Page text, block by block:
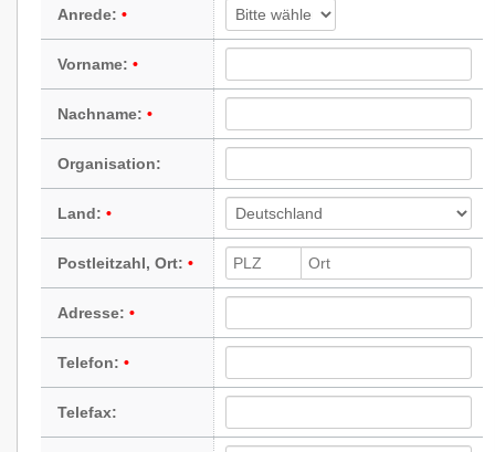
Anrede:
Vorname:
Nachname:
Organisation:
Land:
Postleitzahl, Ort:
Adresse:
Telefon:
Telefax: